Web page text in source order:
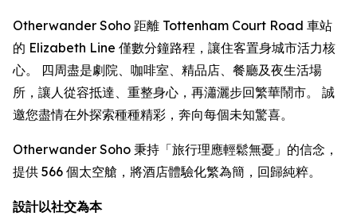
Otherwander Soho 距離 Tottenham Court Road 車站
的 Elizabeth Line 僅數分鐘路程，讓住客置身城市活力核
心。 四周盡是劇院、咖啡室、精品店、餐廳及夜生活場
所，讓人從容抵達、重整身心，再瀟灑步回繁華鬧市。 誠
邀您盡情在外探索種種精彩，奔向每個未知驚喜。
Otherwander Soho 秉持「旅行理應輕鬆無憂」的信念，
提供 566 個太空艙，將酒店體驗化繁為簡，回歸純粹。
設計以社交為本